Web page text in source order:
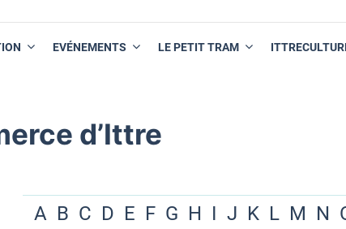
EVÉNEMENTS LE PETIT TRAM
d’Ittre
A B C D E F G H I J K L M N